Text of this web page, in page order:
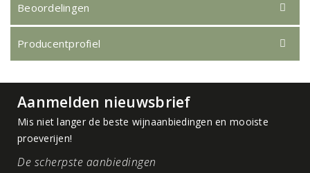
Beoordelingen
Producentprofiel
Aanmelden nieuwsbrief
Mis niet langer de beste wijnaanbiedingen en mooiste
proeverijen!
De scherpste aanbiedingen